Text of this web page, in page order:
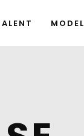
MODEL